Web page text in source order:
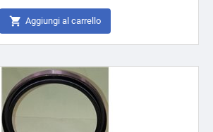
 Aggiungi al carrello